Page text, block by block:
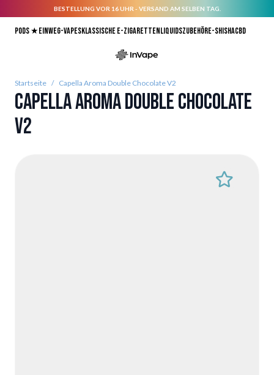
BESTELLUNG VOR 16 UHR - VERSAND AM SELBEN TAG.
Pods ★Einweg-VapesKlassische E-ZigarettenLiquidsZubehörE-ShishaCBD
Startseite / Capella Aroma Double Chocolate V2
Capella Aroma Double Chocolate
V2